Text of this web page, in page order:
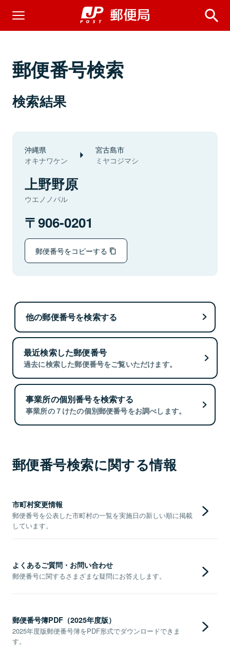
郵便番号検索
検索結果
沖縄県
オキナワケン
宮古島市
ミヤコジマシ
上野野原
ウエノノバル
906-0201
郵便番号をコピーする
他の郵便番号を検索する
最近検索した郵便番号
過去に検索した郵便番号をご覧いただけます。
事業所の個別番号を検索する
事業所の７けたの個別郵便番号をお調べします。
郵便番号検索に関する情報
市町村変更情報
郵便番号を公表した市町村の一覧を実施日の新しい順に掲載
しています。
よくあるご質問・お問い合わせ
郵便番号に関するさまざまな疑問にお答えします。
郵便番号簿PDF（2025年度版）
2025年度版郵便番号簿をPDF形式でダウンロードできま
す。